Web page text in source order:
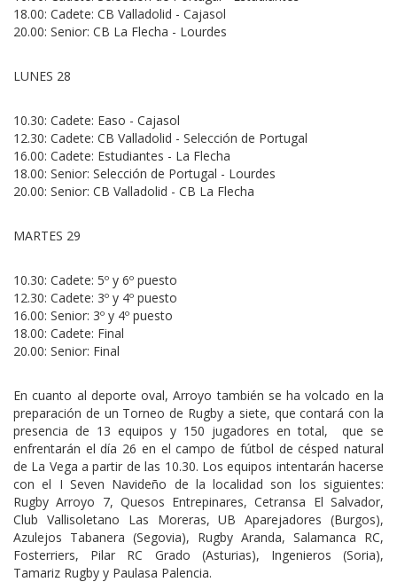
18.00: Cadete: CB Valladolid - Cajasol
20.00: Senior: CB La Flecha - Lourdes
LUNES 28
10.30: Cadete: Easo - Cajasol
12.30: Cadete: CB Valladolid - Selección de Portugal
16.00: Cadete: Estudiantes - La Flecha
18.00: Senior: Selección de Portugal - Lourdes
20.00: Senior: CB Valladolid - CB La Flecha
MARTES 29
10.30: Cadete: 5º y 6º puesto
12.30: Cadete: 3º y 4º puesto
16.00: Senior: 3º y 4º puesto
18.00: Cadete: Final
20.00: Senior: Final
En cuanto al deporte oval, Arroyo también se ha volcado en la
preparación de un Torneo de Rugby a siete, que contará con la
presencia de 13 equipos y 150 jugadores en total, que se
enfrentarán el día 26 en el campo de fútbol de césped natural
de La Vega a partir de las 10.30. Los equipos intentarán hacerse
con el I Seven Navideño de la localidad son los siguientes:
Rugby Arroyo 7, Quesos Entrepinares, Cetransa El Salvador,
Club Vallisoletano Las Moreras, UB Aparejadores (Burgos),
Azulejos Tabanera (Segovia), Rugby Aranda, Salamanca RC,
Fosterriers, Pilar RC Grado (Asturias), Ingenieros (Soria),
Tamariz Rugby y Paulasa Palencia.